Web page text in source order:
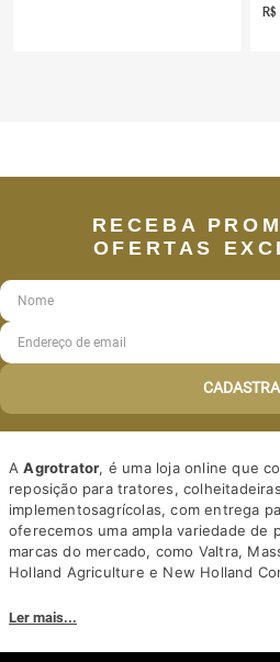
R$
RECEBA
OFERTAS
AAgrotrator, é uma loja online que
reposição para tratores,
implementosagrícolas, com entrega
oferecemos uma ampla variedade de
marcas do mercado, como Valtra,
Holland Agriculture e New Holland
competitivos. Nós também oferecemos
personalizado, com equipe de
Ler mais...